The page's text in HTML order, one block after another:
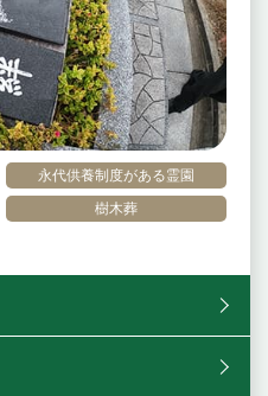
永代供養制度がある霊園
樹木葬